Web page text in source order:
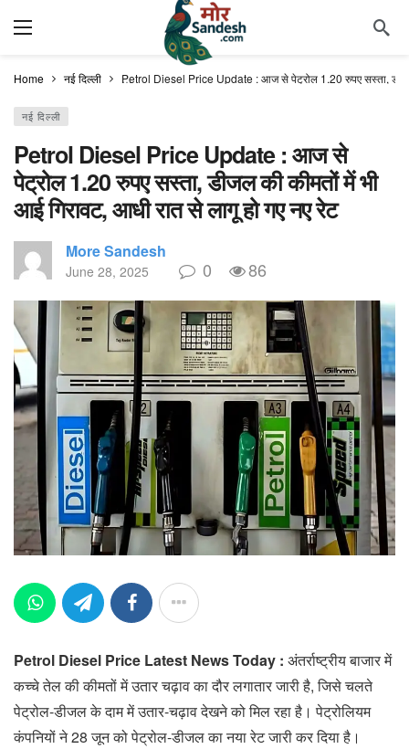
Home नई दिल्ली Petrol Diesel Price Update : आज से पेट्रोल 1.20 रुपए सस्ता, डीजल
नई दिल्ली
Petrol Diesel Price Update : आज से
पेट्रोल 1.20 रुपए सस्ता, डीजल की कीमतों में भी
आई गिरावट, आधी रात से लागू हो गए नए रेट
More Sandesh
June 28, 2025 0 86
Petrol Diesel Price Latest News Today : अंतर्राष्ट्रीय बाजार में
कच्चे तेल की कीमतों में उतार चढ़ाव का दौर लगातार जारी है, जिसे चलते
पेट्रोल-डीजल के दाम में उतार-चढ़ाव देखने को मिल रहा है। पेट्रोलियम
कंपनियों ने 28 जून को पेट्रोल-डीजल का नया रेट जारी कर दिया है।